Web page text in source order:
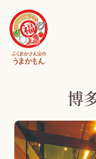
博